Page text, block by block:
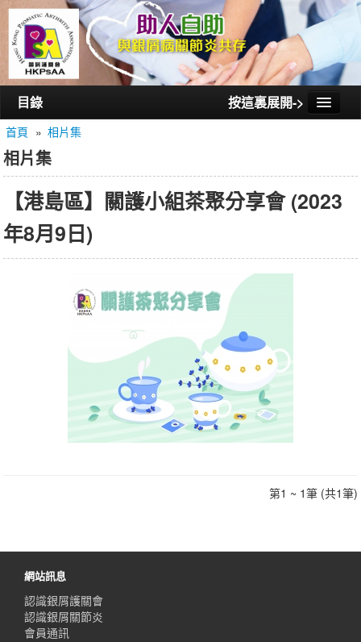
目錄 按這裏展開->
首頁
認識銀屑護關會
認識銀屑關節炎
活動/講座
會員通訊
首頁 » 相片集
相片集
【港島區】關護小組茶聚分享會 (2023
年8月9日)
第1 ~ 1筆 (共1筆)
網站訊息
認識銀屑護關會
認識銀屑關節炎
會員通訊